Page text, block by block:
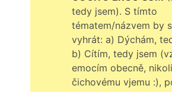
tedy jsem). S tímto
tématem/názvem by
vyhrát: a) Dýchám,
b) Cítím, tedy jsem
emocím obecně,
čichovému vjemu :),